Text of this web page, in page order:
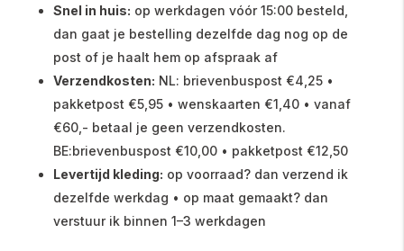
Snel in huis: op werkdagen vóór 15:00 besteld,
dan gaat je bestelling dezelfde dag nog op de
post of je haalt hem op afspraak af
Verzendkosten: NL: brievenbuspost €4,25 •
pakketpost €5,95 • wenskaarten €1,40 • vanaf
€60,- betaal je geen verzendkosten.
BE:brievenbuspost €10,00 • pakketpost €12,50
Levertijd kleding: op voorraad? dan verzend ik
dezelfde werkdag • op maat gemaakt? dan
verstuur ik binnen 1–3 werkdagen